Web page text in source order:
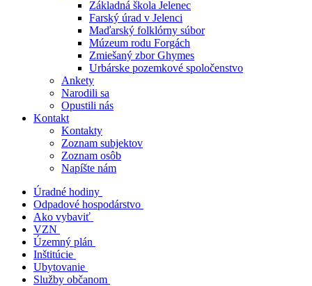
Základná škola Jelenec
Farský úrad v Jelenci
Maďarský folklórny súbor
Múzeum rodu Forgách
Zmiešaný zbor Ghymes
Urbárske pozemkové spoločenstvo
Ankety
Narodili sa
Opustili nás
Kontakt
Kontakty
Zoznam subjektov
Zoznam osôb
Napíšte nám
Úradné hodiny
Odpadové hospodárstvo
Ako vybaviť
VZN
Územný plán
Inštitúcie
Ubytovanie
Služby občanom